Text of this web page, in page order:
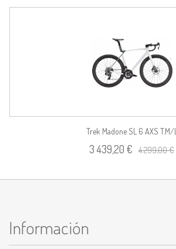
Trek Madone SL 6 AXS T.M/L
3 439,20 € 4 299,00 €
Información